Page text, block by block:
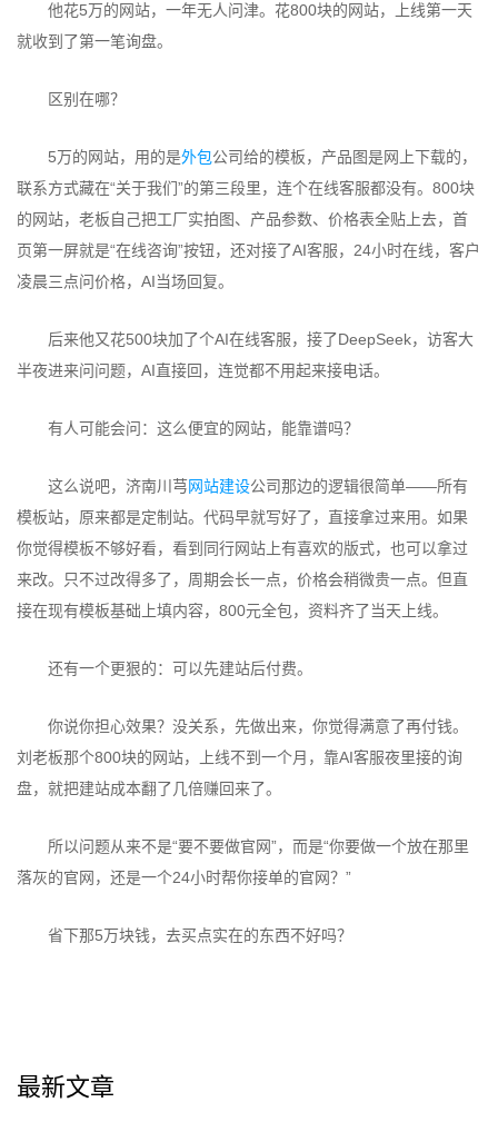
他花5万的网站，一年无人问津。花800块的网站，上线第一天
就收到了第一笔询盘。
区别在哪？
5万的网站，用的是外包公司给的模板，产品图是网上下载的，
联系方式藏在“关于我们”的第三段里，连个在线客服都没有。800块
的网站，老板自己把工厂实拍图、产品参数、价格表全贴上去，首
页第一屏就是“在线咨询”按钮，还对接了AI客服，24小时在线，客户
凌晨三点问价格，AI当场回复。
后来他又花500块加了个AI在线客服，接了DeepSeek，访客大
半夜进来问问题，AI直接回，连觉都不用起来接电话。
有人可能会问：这么便宜的网站，能靠谱吗？
这么说吧，济南川芎网站建设公司那边的逻辑很简单——所有
模板站，原来都是定制站。代码早就写好了，直接拿过来用。如果
你觉得模板不够好看，看到同行网站上有喜欢的版式，也可以拿过
来改。只不过改得多了，周期会长一点，价格会稍微贵一点。但直
接在现有模板基础上填内容，800元全包，资料齐了当天上线。
还有一个更狠的：可以先建站后付费。
你说你担心效果？没关系，先做出来，你觉得满意了再付钱。
刘老板那个800块的网站，上线不到一个月，靠AI客服夜里接的询
盘，就把建站成本翻了几倍赚回来了。
所以问题从来不是“要不要做官网”，而是“你要做一个放在那里
落灰的官网，还是一个24小时帮你接单的官网？”
省下那5万块钱，去买点实在的东西不好吗？
最新文章